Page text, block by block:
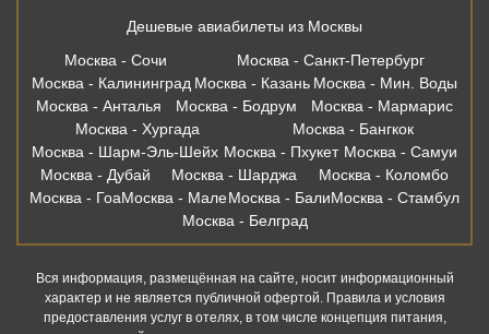
Дешевые авиабилеты из Москвы
Москва - Сочи
Москва - Санкт-Петербург
Москва - Калининград Москва - Казань Москва - Мин. Воды
Москва - Анталья
Москва - Бодрум
Москва - Мармарис
Москва - Хургада
Москва - Бангкок
Москва - Шарм-Эль-Шейх Москва - Пхукет Москва - Самуи
Москва - Дубай
Москва - Шарджа
Москва - Коломбо
Москва - ГоаМосква - МалеМосква - БалиМосква - Стамбул
Москва - Белград
Вся информация, размещённая на сайте, носит информационный
характер и не является публичной офертой. Правила и условия
предоставления услуг в отелях, в том числе концепция питания,